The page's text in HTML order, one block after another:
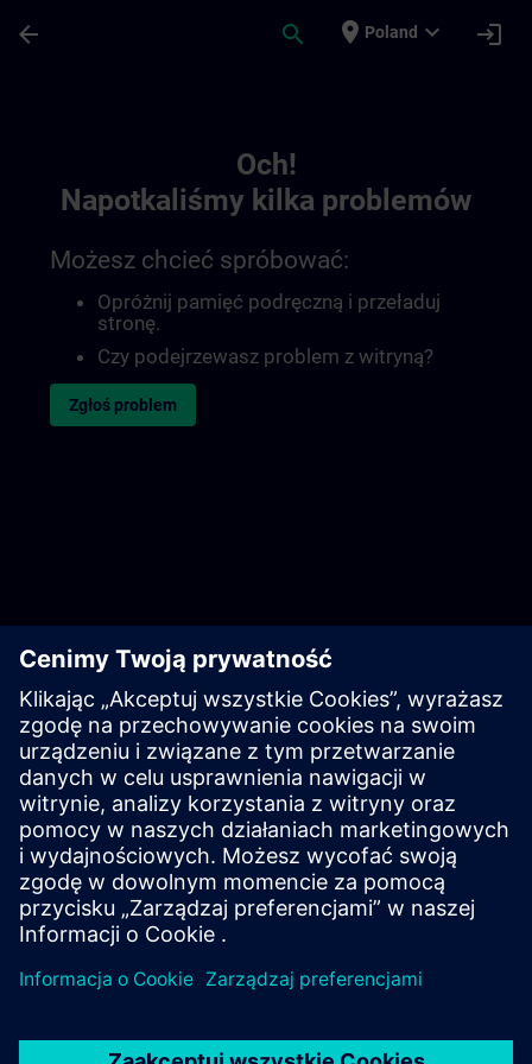
arrow_back search place Poland expand_more login
Och!
Napotkaliśmy kilka problemów
Możesz chcieć spróbować:
Opróżnij pamięć podręczną i przeładuj
stronę.
Czy podejrzewasz problem z witryną?
Zgłoś problem